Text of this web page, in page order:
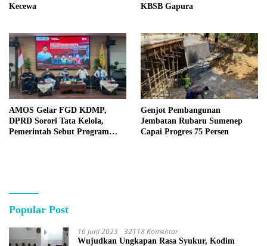
Kecewa
KBSB Gapura
AMOS Gelar FGD KDMP,
DPRD Sorori Tata Kelola,
Pemerintah Sebut Program
Genjot Pembangunan
Jembatan Rubaru Sumenep
Capai Progres 75 Persen
Popular Post
16 Juni 2023 32118 Komentar
Wujudkan Ungkapan Rasa Syukur, Kodim